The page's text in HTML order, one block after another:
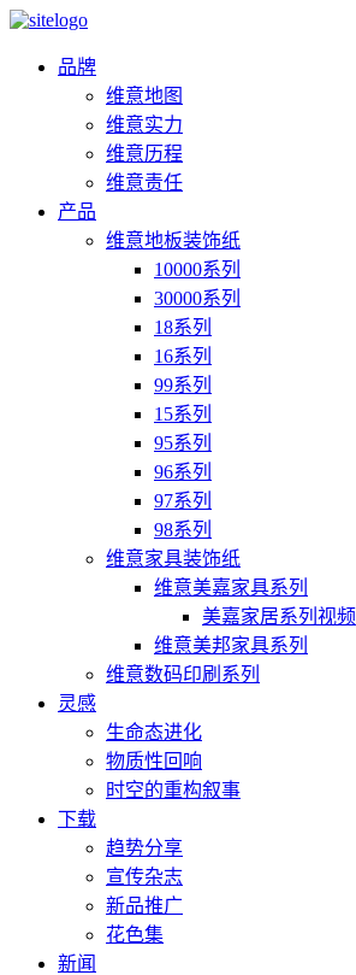
品牌
维意地图
维意实力
维意历程
维意责任
产品
维意地板装饰纸
10000系列
30000系列
18系列
16系列
99系列
15系列
95系列
96系列
97系列
98系列
维意家具装饰纸
维意美嘉家具系列
美嘉家居系列视频
维意美邦家具系列
维意数码印刷系列
灵感
生命态进化
物质性回响
时空的重构叙事
下载
趋势分享
宣传杂志
新品推广
花色集
新闻